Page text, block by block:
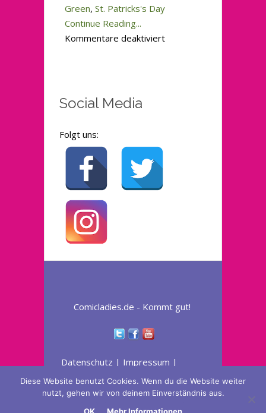
Green, St. Patricks's Day
Continue Reading...
Kommentare deaktiviertfür
Social Media
Folgt uns:
Comicladies.de - Kommt gut!
Datenschutz | Impressum |
Widerruferklärung
Diese Website benutzt Cookies. Wenn du die Website weiter
nutzt, gehen wir von deinem Einverständnis aus.